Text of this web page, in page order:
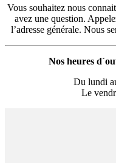
Vous souhaitez nous
avez une question.
l’adresse générale. Nous
Nos heures
Du lundi
Le